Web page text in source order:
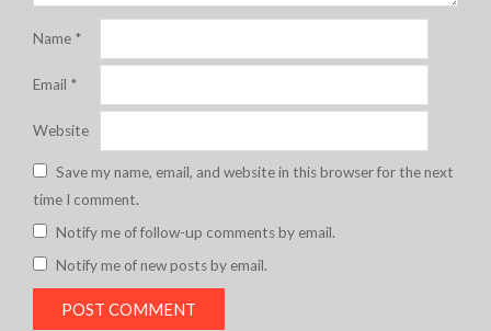
Name *
Email *
Website
Save my name, email, and website in this browser for the next
time I comment.
Notify me of follow-up comments by email.
Notify me of new posts by email.